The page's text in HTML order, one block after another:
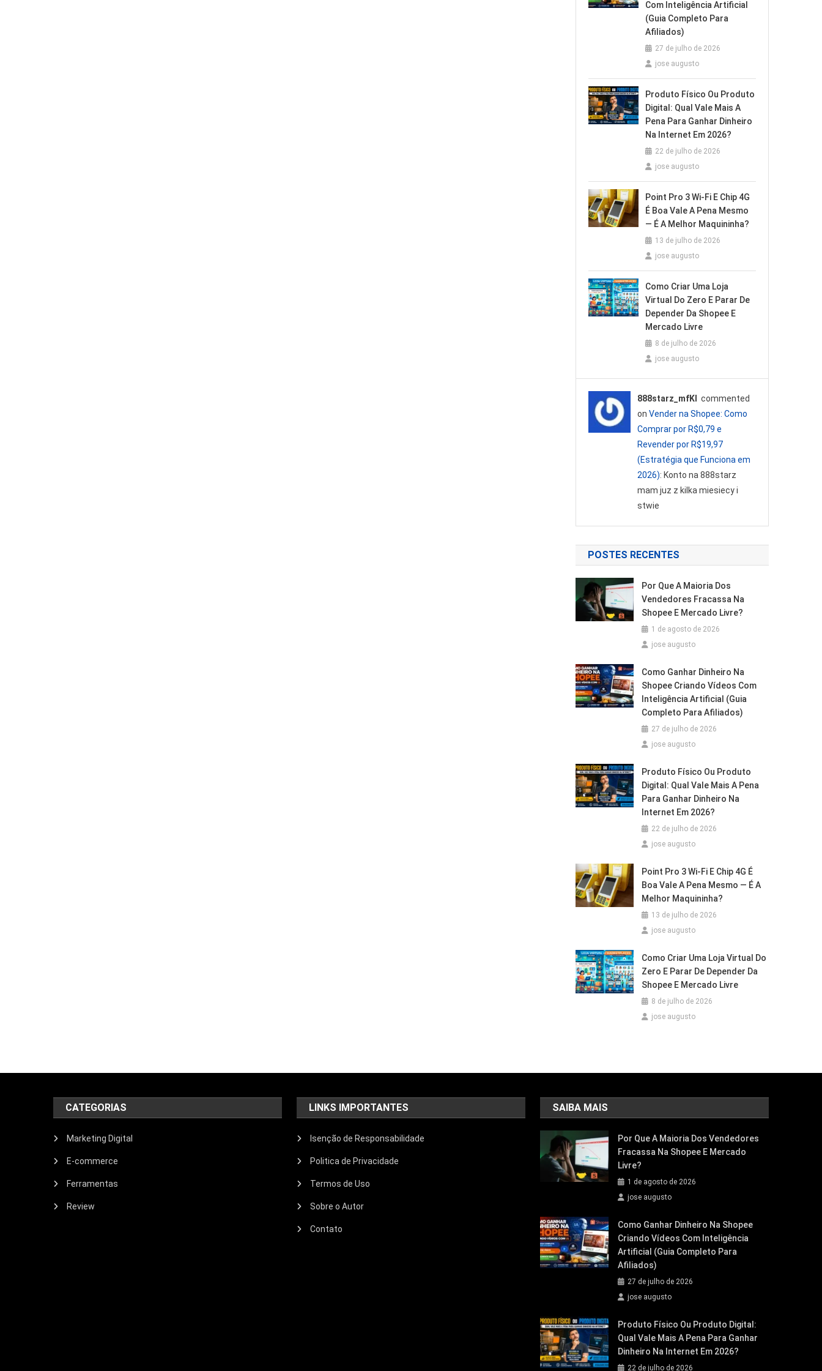
Com Inteligência Artificial
(Guia Completo Para
Afiliados)
27 de julho de 2026
jose augusto
Produto Físico Ou Produto
Digital: Qual Vale Mais A
Pena Para Ganhar Dinheiro
Na Internet Em 2026?
22 de julho de 2026
jose augusto
Point Pro 3 Wi‑Fi E Chip 4G
É Boa Vale A Pena Mesmo
— É A Melhor Maquininha?
13 de julho de 2026
jose augusto
Como Criar Uma Loja
Virtual Do Zero E Parar De
Depender Da Shopee E
Mercado Livre
8 de julho de 2026
jose augusto
888starz_mfKl
commented
on Vender na Shopee: Como
Comprar por R$0,79 e
Revender por R$19,97
(Estratégia que Funciona em
2026): Konto na 888starz
mam juz z kilka miesiecy i
stwie
POSTES RECENTES
Por Que A Maioria Dos
Vendedores Fracassa Na
Shopee E Mercado Livre?
1 de agosto de 2026
jose augusto
Como Ganhar Dinheiro Na
Shopee Criando Vídeos Com
Inteligência Artificial (Guia
Completo Para Afiliados)
27 de julho de 2026
jose augusto
Produto Físico Ou Produto
Digital: Qual Vale Mais A Pena
Para Ganhar Dinheiro Na
Internet Em 2026?
22 de julho de 2026
jose augusto
Point Pro 3 Wi‑Fi E Chip 4G É
Boa Vale A Pena Mesmo — É A
Melhor Maquininha?
13 de julho de 2026
jose augusto
Como Criar Uma Loja Virtual Do
Zero E Parar De Depender Da
Shopee E Mercado Livre
8 de julho de 2026
jose augusto
CATEGORIAS
Marketing Digital
E-commerce
Ferramentas
Review
LINKS IMPORTANTES
Isenção de Responsabilidade
Politica de Privacidade
Termos de Uso
Sobre o Autor
Contato
SAIBA MAIS
Por Que A Maioria Dos Vendedores
Fracassa Na Shopee E Mercado
Livre?
1 de agosto de 2026
jose augusto
Como Ganhar Dinheiro Na Shopee
Criando Vídeos Com Inteligência
Artificial (Guia Completo Para
Afiliados)
27 de julho de 2026
jose augusto
Produto Físico Ou Produto Digital:
Qual Vale Mais A Pena Para Ganhar
Dinheiro Na Internet Em 2026?
22 de julho de 2026